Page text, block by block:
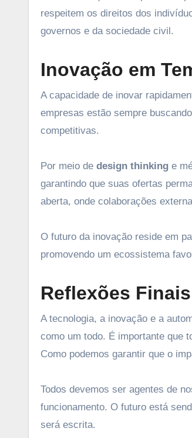
respeitem os direitos dos
governos e da sociedade civil.
Inovação em
A capacidade de inovar
empresas estão sempre
competitivas.
Por meio de design thinking e
garantindo que suas ofertas
aberta, onde colaborações
O futuro da inovação reside em
promovendo um ecossistema
Reflexões Finais
A tecnologia, a inovação e a
como um todo. É importante que
Como podemos garantir que o
Todos devemos ser agentes de
funcionamento. O futuro está
será escrita.